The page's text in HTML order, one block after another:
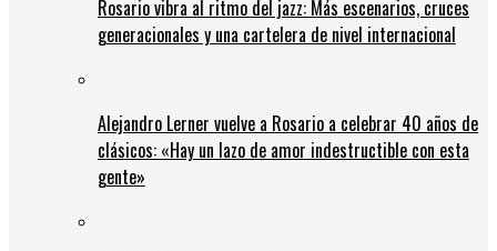
Rosario vibra al ritmo del jazz: Más escenarios, cruces
generacionales y una cartelera de nivel internacional
Alejandro Lerner vuelve a Rosario a celebrar 40 años de
clásicos: «Hay un lazo de amor indestructible con esta
gente»